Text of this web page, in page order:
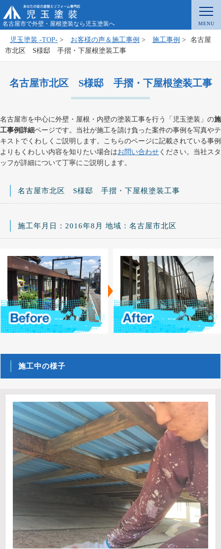
名古屋市で外壁・屋根塗装なら児玉塗装へ
児玉塗装 -TOP- > お客様の声＆施工事例 > 施工事例 >
名古屋
市北区 S様邸 手摺・下屋根塗装工事
名古屋市北区 S様邸 手摺・下屋根塗装工事
名古屋市を中心に外壁・屋根・内壁の塗装工事を行う「児玉塗装」の施
工事例詳細ページです。当社が施工を請け負った案件の事例を写真やテ
キストでくわしくご説明します。こちらのページに記載されている事例
よりもくわしい内容を知りたい場合はお問い合わせ ください。当社スタ
ッフが詳細について丁寧にご説明します。
名古屋市北区 S様邸 手摺・下屋根塗装工事
施工年月日：2016年8月 地域：名古屋市北区
施工中の様子